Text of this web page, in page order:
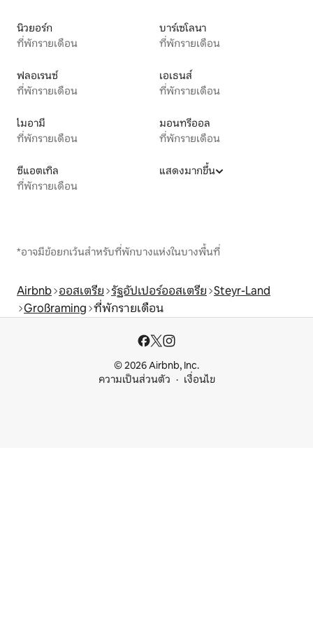
นิวยอร์ก
ที่พักรายเดือน
บาร์เซโลนา
ที่พักรายเดือน
ฟลอเรนซ์
ที่พักรายเดือน
เอเธนส์
ที่พักรายเดือน
ไมอามี
ที่พักรายเดือน
มอนทรีออล
ที่พักรายเดือน
ซีแอตเทิล
ที่พักรายเดือน
แสดงมากขึ้น
*อาจมีข้อยกเว้นสำหรับที่พักบางแห่งในบางพื้นที่
Airbnb ออสเตรีย รัฐอัปเปอร์ออสเตรีย Steyr-Land
Großraming ที่พักรายเดือน
© 2026 Airbnb, Inc.
ความเป็นส่วนตัว
เงื่อนไข